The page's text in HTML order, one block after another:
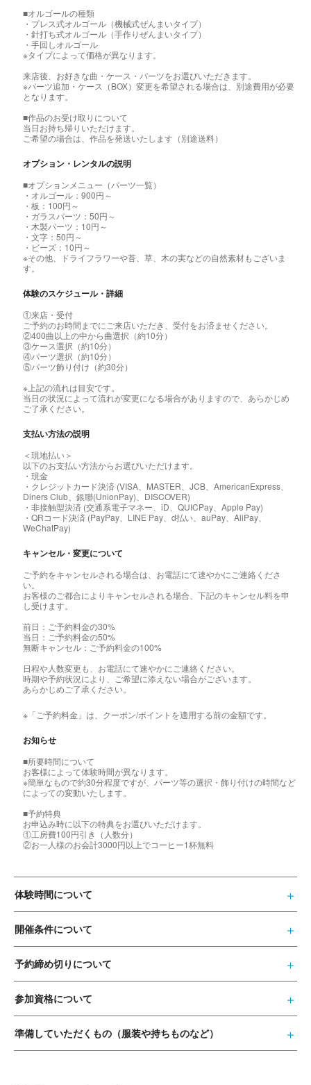
■オルゴールの種類
・プレス式オルゴール（機械式ぜんまいタイプ）
・針打ち式オルゴール（手作りぜんまいタイプ）
・手回しオルゴール
※タイプによって価格が異なります。
来店後、お好きな曲・ケース・パーツをお選びいただきます。
※パーツ追加・ケース（BOX）変更を希望される場合は、別途費用が必要
となります。
■作品のお受け取りについて
当日お持ち帰りいただけます。
ご希望の場合は、作品を発送いたします（別途送料）
オプション・レンタルの説明
■オプションメニュー（パーツ一覧）
・オルゴール：900円～
・板：100円～
・ガラスパーツ：50円～
・木製パーツ：10円～
・文字：50円～
・ビーズ：10円～
※その他、ドライフラワーや苔、草、木の実などの自然素材もございま
す。
体験のスケジュール・詳細
①来店・受付
ご予約のお時間までにご来店いただき、受付をお済ませください。
②400曲以上の中から曲選択（約10分）
③ケース選択（約10分）
④パーツ選択（約10分）
⑤パーツ飾り付け（約30分）
※上記の流れは目安です。
当日の状況によって流れが変更になる場合がありますので、あらかじめ
ご了承ください。
支払い方法の説明
＜現地払い＞
以下のお支払い方法からお選びいただけます。
・現金
・クレジットカード決済 (VISA、MASTER、JCB、AmericanExpress、
Diners Club、銀聯(UnionPay)、DISCOVER)
・非接触型決済 (交通系電子マネー、iD、QUICPay、Apple Pay)
・QRコード決済 (PayPay、LINE Pay、d払い、auPay、AliPay、
WeChatPay)
キャンセル・変更について
ご予約をキャンセルされる場合は、お電話にて速やかにご連絡くださ
い。
お客様のご都合によりキャンセルされる場合、下記のキャンセル料を申
し受けます。
前日：ご予約料金の30%
当日：ご予約料金の50%
無断キャンセル：ご予約料金の100%
日程や人数変更も、お電話にて速やかにご連絡ください。
時期や予約状況により、ご希望に添えない場合がございます。
あらかじめご了承ください。
※「ご予約料金」は、クーポン/ポイントを適用する前の金額です。
お知らせ
■所要時間について
お客様によって体験時間が異なります。
※簡単なもので約30分程度ですが、パーツ等の選択・飾り付けの時間など
によっての変動いたします。
■予約特典
お申込み時に以下の特典をお選びいただけます。
①工房費100円引き（人数分）
②お一人様のお会計3000円以上でコーヒー1杯無料
体験時間について
開催条件について
予約締め切りについて
参加資格について
準備していただくもの（服装や持ちものなど）